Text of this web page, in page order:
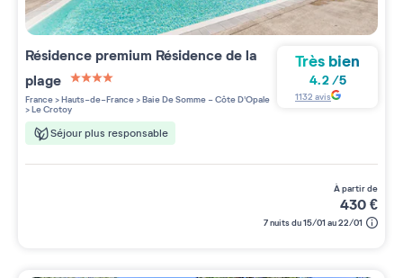
Résidence premium Résidence de la
plage
4 étoiles sur 5
France>Hauts-de-France>Baie De Somme - Côte D'Opale
>Le Crotoy
Séjour plus responsable
Très bien
4.2/5
1132 avis
à partir de
430€
7 nuits du 15/01 au 22/01